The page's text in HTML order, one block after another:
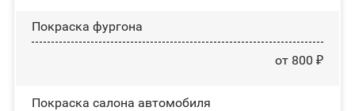
Покраска фургона
от 800 ₽
Покраска салона автомобиля